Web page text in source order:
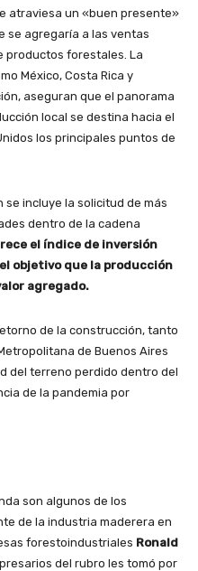
atraviesa un «buen presente»
se agregaría a las ventas
productos forestales. La
México, Costa Rica y
aseguran que el panorama
local se destina hacia el
los principales puntos de
se incluye la solicitud de más
dentro de la cadena
el índice de inversión
objetivo que la producción
agregado.
de la construcción, tanto
de Buenos Aires
del terreno perdido dentro del
de la pandemia por
son algunos de los
de la industria maderera en
forestoindustriales Ronald
del rubro les tomó por